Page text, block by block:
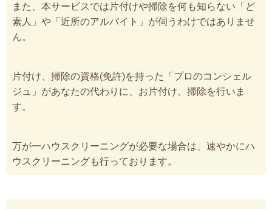
また、本サービスでは片付けや掃除を何も知らない「ど
素人」や「近所のアルバイト」が伺うわけではありませ
ん。
片付け、掃除の資格(免許)を持った「プロのコンシェル
ジュ」があなたの代わりに、お片付け、掃除を行いま
す。
万が一ハウスクリーニングが必要な場合は、速やかにハ
ウスクリーニングも行っております。